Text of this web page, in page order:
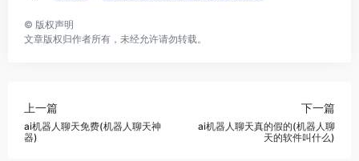
© 版权声明
文章版权归作者所有，未经允许请勿转载。
上一篇
ai机器人聊天免费(机器人聊天神
器)
下一篇
ai机器人聊天真的假的(机器人聊
天的软件叫什么)